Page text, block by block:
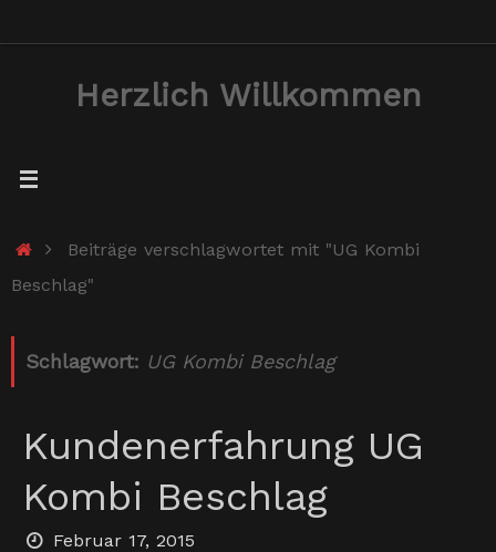
Herzlich Willkommen
StartBeiträge verschlagwortet mit "UG Kombi
Beschlag"
Schlagwort: UG Kombi Beschlag
Kundenerfahrung UG
Kombi Beschlag
Februar 17, 2015